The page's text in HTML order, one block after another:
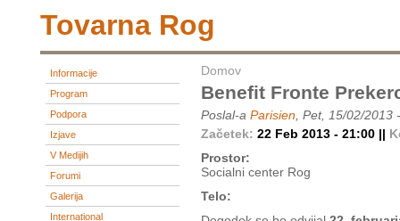
Tovarna Rog
Informacije
Program
Podpora
Izjave
V Medijih
Forumi
Galerija
International
Domov
Benefit Fronte
Poslal-a Parisien , Pet, 15/02/2013
Začetek: 22 Feb 2013 - 21:00 ||
Prostor:
Socialni center Rog
Telo: